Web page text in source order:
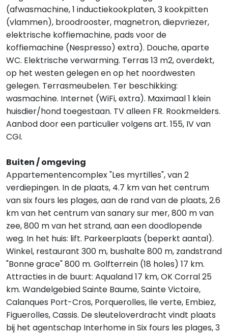
(afwasmachine, 1 inductiekookplaten, 3 kookpitten
(vlammen), broodrooster, magnetron, diepvriezer,
elektrische koffiemachine, pads voor de
koffiemachine (Nespresso) extra). Douche, aparte
WC. Elektrische verwarming. Terras 13 m2, overdekt,
op het westen gelegen en op het noordwesten
gelegen. Terrasmeubelen. Ter beschikking:
wasmachine. Internet (WiFi, extra). Maximaal 1 klein
huisdier/hond toegestaan. TV alleen FR. Rookmelders.
Aanbod door een particulier volgens art. 155, IV van
CGI.
Buiten / omgeving
Appartementencomplex "Les myrtilles", van 2
verdiepingen. In de plaats, 4.7 km van het centrum
van six fours les plages, aan de rand van de plaats, 2.6
km van het centrum van sanary sur mer, 800 m van
zee, 800 m van het strand, aan een doodlopende
weg. In het huis: lift. Parkeerplaats (beperkt aantal).
Winkel, restaurant 300 m, bushalte 800 m, zandstrand
"Bonne grace" 800 m. Golfterrein (18 holes) 17 km.
Attracties in de buurt: Aqualand 17 km, OK Corral 25
km. Wandelgebied Sainte Baume, Sainte Victoire,
Calanques Port-Cros, Porquerolles, Ile verte, Embiez,
Figuerolles, Cassis. De sleuteloverdracht vindt plaats
bij het agentschap Interhome in Six fours les plages, 3